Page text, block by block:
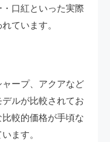
口紅といった実際
ています​​。
ープ、アクアなど
ルが比較されてお
較的価格が手頃な
ます​​。